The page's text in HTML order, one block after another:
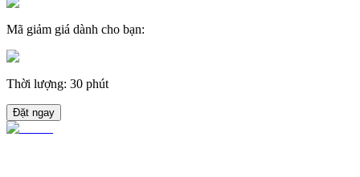
Mã giảm giá dành cho bạn:
Thời lượng: 30 phút
Đặt ngay